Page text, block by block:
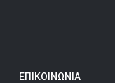
ΕΠΙΚΟΙΝΩΝΊΑ